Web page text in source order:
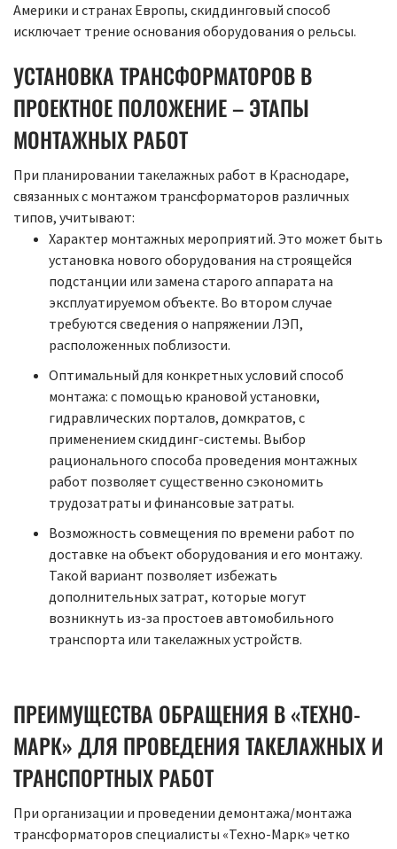
Америки и странах Европы, скиддинговый способ
исключает трение основания оборудования о рельсы.
УСТАНОВКА ТРАНСФОРМАТОРОВ В
ПРОЕКТНОЕ ПОЛОЖЕНИЕ – ЭТАПЫ
МОНТАЖНЫХ РАБОТ
При планировании такелажных работ в Краснодаре,
связанных с монтажом трансформаторов различных
типов, учитывают:
Характер монтажных мероприятий. Это может быть
установка нового оборудования на строящейся
подстанции или замена старого аппарата на
эксплуатируемом объекте. Во втором случае
требуются сведения о напряжении ЛЭП,
расположенных поблизости.
Оптимальный для конкретных условий способ
монтажа: с помощью крановой установки,
гидравлических порталов, домкратов, с
применением скиддинг-системы. Выбор
рационального способа проведения монтажных
работ позволяет существенно сэкономить
трудозатраты и финансовые затраты.
Возможность совмещения по времени работ по
доставке на объект оборудования и его монтажу.
Такой вариант позволяет избежать
дополнительных затрат, которые могут
возникнуть из-за простоев автомобильного
транспорта или такелажных устройств.
ПРЕИМУЩЕСТВА ОБРАЩЕНИЯ В «ТЕХНО-
МАРК» ДЛЯ ПРОВЕДЕНИЯ ТАКЕЛАЖНЫХ И
ТРАНСПОРТНЫХ РАБОТ
При организации и проведении демонтажа/монтажа
трансформаторов специалисты «Техно-Марк» четко